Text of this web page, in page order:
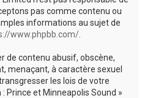
pas comme contenu ou
informations au sujet de
www.phpbb.com/
de contenu abusif, obscène,
menaçant, à caractère sexuel
les lois de votre
Prince et Minneapolis Sound »